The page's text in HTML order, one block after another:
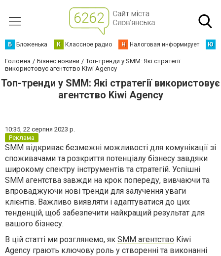
Б Бложенька К Классное радио Н Налоговая информирует Ю
Головна Бізнес новини
Топ-тренди у SMM: Які стратегії
використовує агентство Kiwi Agency
Топ-тренди у SMM: Які стратегії використовує
агентство Kiwi Agency
10:35, 22 серпня 2023 р.
Реклама
SMM відкриває безмежні можливості для комунікації зі
споживачами та розкриття потенціалу бізнесу завдяки
широкому спектру інструментів та стратегій. Успішні
SMM агентства завжди на крок попереду, вивчаючи та
впроваджуючи нові тренди для залучення уваги
клієнтів. Важливо виявляти і адаптуватися до цих
тенденцій, щоб забезпечити найкращий результат для
вашого бізнесу.
В цій статті ми розглянемо, як SMM агентство Kiwi
Agency грають ключову роль у створенні та виконанні